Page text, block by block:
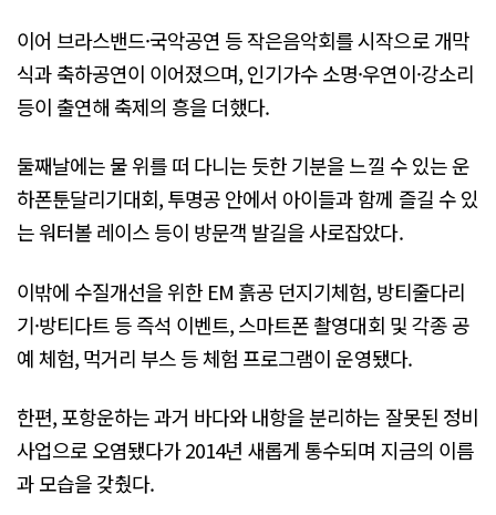
이어 브라스밴드·국악공연 등 작은음악회를 시작으로 개막
식과 축하공연이 이어졌으며, 인기가수 소명·우연이·강소리
등이 출연해 축제의 흥을 더했다.
둘째날에는 물 위를 떠 다니는 듯한 기분을 느낄 수 있는 운
하폰툰달리기대회, 투명공 안에서 아이들과 함께 즐길 수 있
는 워터볼 레이스 등이 방문객 발길을 사로잡았다.
이밖에 수질개선을 위한 EM 흙공 던지기체험, 방티줄다리
기·방티다트 등 즉석 이벤트, 스마트폰 촬영대회 및 각종 공
예 체험, 먹거리 부스 등 체험 프로그램이 운영됐다.
한편, 포항운하는 과거 바다와 내항을 분리하는 잘못된 정비
사업으로 오염됐다가 2014년 새롭게 통수되며 지금의 이름
과 모습을 갖췄다.